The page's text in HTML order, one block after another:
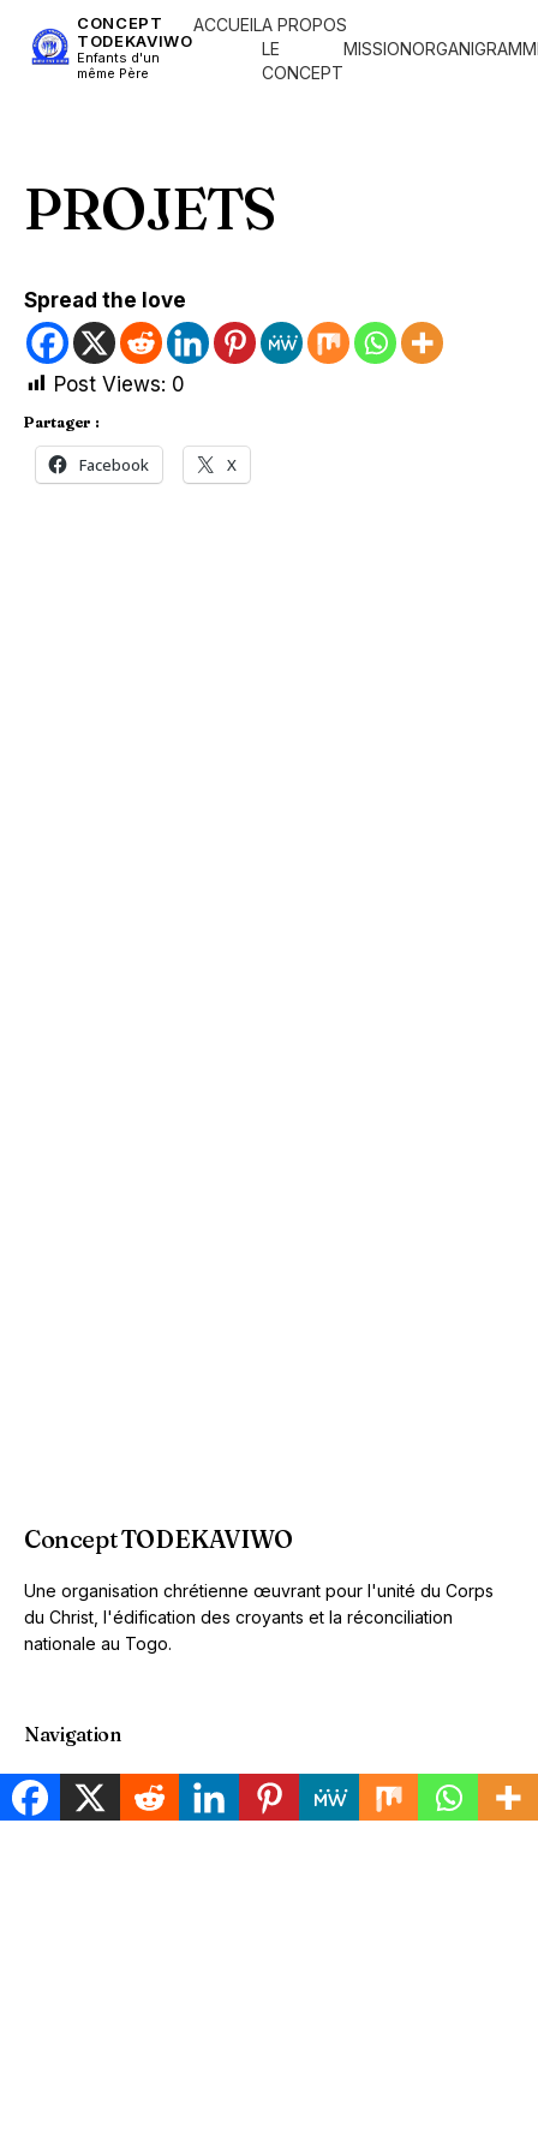
CONCEPT
TODEKAVIWO
Enfants d'un
même Père
ACCUEILA PROPOS
LE
CONCEPT
MISSION
PROJETS
Spread the love
Post Views: 0
Partager :
Facebook X
Concept TODEKAVIWO
Une organisation chrétienne œuvrant pour l'unité du Corps
du Christ, l'édification des croyants et la réconciliation
nationale au Togo.
Navigation
Accueil
À propos